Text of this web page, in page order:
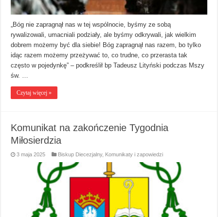
„Bóg nie zapragnął nas w tej wspólnocie, byśmy ze sobą
rywalizowali, umacniali podziały, ale byśmy odkrywali, jak wielkim
dobrem możemy być dla siebie! Bóg zapragnął nas razem, bo tylko
idąc razem możemy przeżywać to, co trudne, co przerasta tak
często w pojedynkę” – podkreślił bp Tadeusz Lityński podczas Mszy
św. …
Czytaj więcej »
Komunikat na zakończenie Tygodnia
Miłosierdzia
3 maja 2025 Biskup Diecezjalny, Komunikaty i zapowiedzi